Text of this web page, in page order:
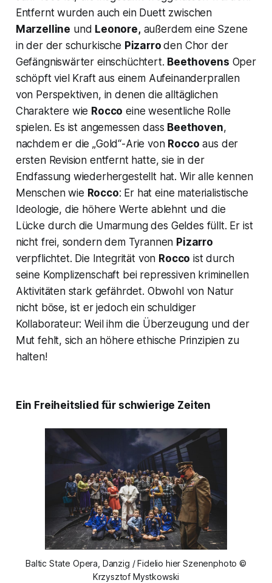
Entfernt wurden auch ein Duett zwischen
Marzelline und Leonore,außerdem eine Szene
in der der schurkische Pizarroden Chor der
Gefängniswärter einschüchtert. Beethovens Oper
schöpft viel Kraft aus einem Aufeinanderprallen
von Perspektiven, in denen die alltäglichen
Charaktere wie Rocco eine wesentliche Rolle
spielen. Es ist angemessen dass Beethoven,
nachdem er die„Gold“-Arie von Rocco aus der
ersten Revision entfernt hatte, sie in der
Endfassung wiederhergestellt hat. Wir alle kennen
Menschen wie Rocco: Er hat eine materialistische
Ideologie, die höhere Werte ablehnt und die
Lücke durch die Umarmung des Geldes füllt. Er ist
nicht frei, sondern dem Tyrannen Pizarro
verpflichtet. Die Integrität von Rocco ist durch
seine Komplizenschaft bei repressiven kriminellen
Aktivitäten stark gefährdet. Obwohl von Natur
nicht böse, ist er jedoch ein schuldiger
Kollaborateur: Weil ihm die Überzeugung und der
Mut fehlt, sich an höhere ethische Prinzipien zu
halten!
Ein Freiheitslied für schwierige Zeiten
Baltic State Opera, Danzig / Fidelio hier Szenenphoto ©
Krzysztof Mystkowski